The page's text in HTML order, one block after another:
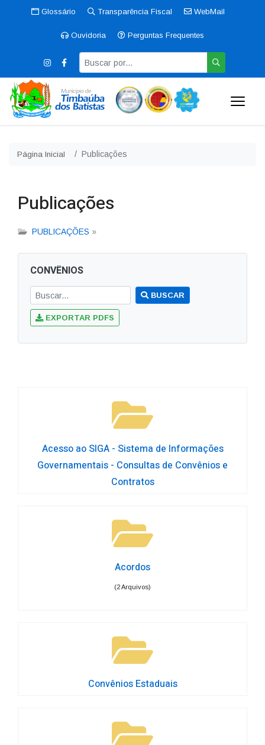
Glossário Transparência Fiscal WebMail
Ouvidoria Perguntas Frequentes
Página Inicial Publicações
Publicações
PUBLICAÇÕES »
CONVÊNIOS
BUSCAR
EXPORTAR PDFS
Acesso ao SIGA - Sistema de Informações
Governamentais - Consultas de Convênios e
Contratos
Acordos
(2 Arquivos)
Convênios Estaduais